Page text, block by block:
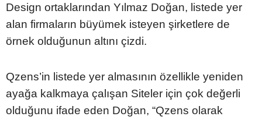
Design ortaklarından Yılmaz Doğan, listede yer
alan firmaların büyümek isteyen şirketlere de
örnek olduğunun altını çizdi.
Qzens’in listede yer almasının özellikle yeniden
ayağa kalkmaya çalışan Siteler için çok değerli
olduğunu ifade eden Doğan, “Qzens olarak